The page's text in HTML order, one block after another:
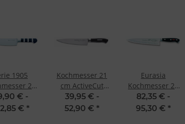
1905
21
F. Dick
€ -
€ *
Kochmesser 21
cm ActiveCut
von Dick
39,95 € -
52,90 € *
Eurasia
Kochmesser 21
cm, C+C-SB von
F. Dick
82,35 € -
95,30 € *